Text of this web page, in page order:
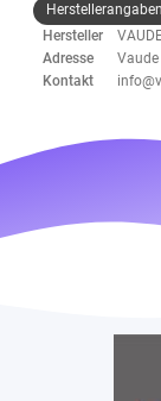
Herstellerangaben
Hersteller
Adresse
Kontakt